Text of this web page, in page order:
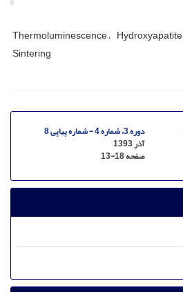
Thermoluminescence Hydroxyapatite
Sintering
دوره 3، شماره 4 - شماره پیاپی 8
آذر 1393
صفحه13-18